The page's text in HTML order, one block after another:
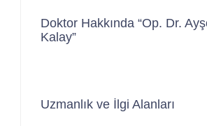
Doktor Hakkında “Op. Dr.
Kalay”
Uzmanlık ve İlgi Alanları